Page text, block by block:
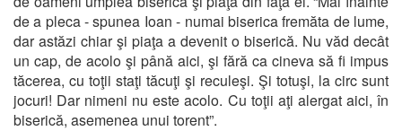
de a pleca - spunea Ioan - numai biserica fremăta de lume,
dar astăzi chiar şi piaţa a devenit o biserică. Nu văd decât
un cap, de acolo şi până aici, şi fără ca cineva să fi impus
tăcerea, cu toţii staţi tăcuţi şi reculeşi. Şi totuşi, la circ sunt
jocuri! Dar nimeni nu este acolo. Cu toţii aţi alergat aici, în
biserică, asemenea unui torent”.